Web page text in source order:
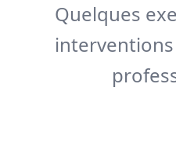
Quelques